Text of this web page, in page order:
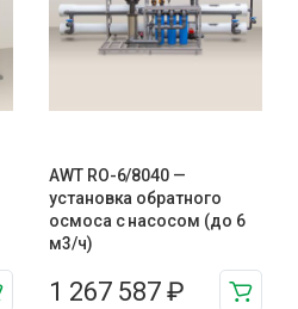
AWT RO-6/8040 —
установка обратного
осмоса с насосом (до 6
м3/ч)
1 267 587 ₽